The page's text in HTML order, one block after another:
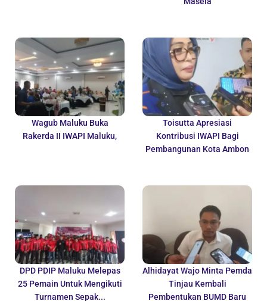
Wagub Maluku Buka
Rakerda II IWAPI Maluku,
Toisutta Apresiasi
Kontribusi IWAPI Bagi
Pembangunan Kota Ambon
DPD PDIP Maluku Melepas
25 Pemain Untuk Mengikuti
Turnamen Sepak...
Alhidayat Wajo Minta Pemda
Tinjau Kembali
Pembentukan BUMD Baru